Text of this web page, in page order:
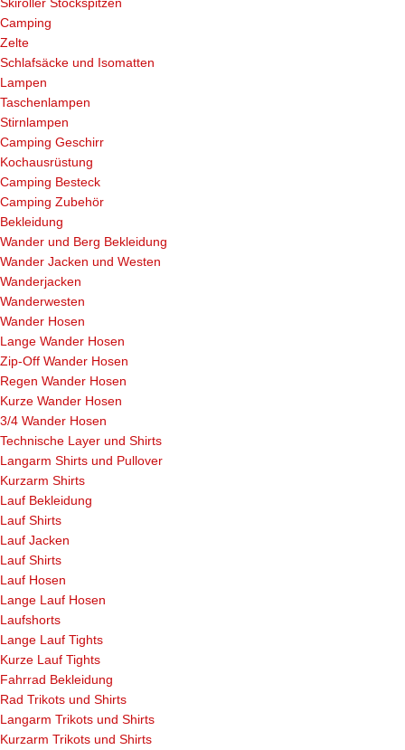
Camping
Zelte
Schlafsäcke und Isomatten
Lampen
Taschenlampen
Stirnlampen
Camping Geschirr
Kochausrüstung
Camping Besteck
Camping Zubehör
Bekleidung
Wander und Berg Bekleidung
Wander Jacken und Westen
Wanderjacken
Wanderwesten
Wander Hosen
Lange Wander Hosen
Zip-Off Wander Hosen
Regen Wander Hosen
Kurze Wander Hosen
3/4 Wander Hosen
Technische Layer und Shirts
Langarm Shirts und Pullover
Kurzarm Shirts
Lauf Bekleidung
Lauf Shirts
Lauf Jacken
Lauf Shirts
Lauf Hosen
Lange Lauf Hosen
Laufshorts
Lange Lauf Tights
Kurze Lauf Tights
Fahrrad Bekleidung
Rad Trikots und Shirts
Langarm Trikots und Shirts
Kurzarm Trikots und Shirts